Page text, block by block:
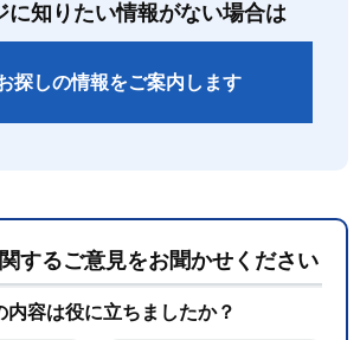
に知りたい情報がない場合は
探しの情報をご案内します
するご意見をお聞かせください
内容は役に立ちましたか？